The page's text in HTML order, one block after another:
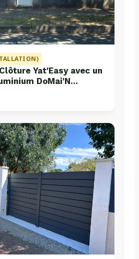
Yat'Easy avec un
DoMai'N